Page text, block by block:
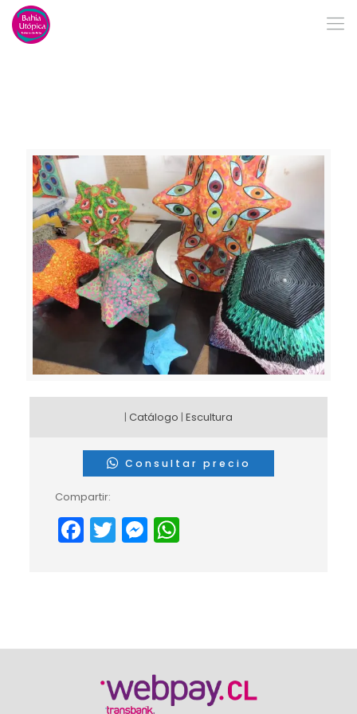
| Catálogo | Escultura
Consultar precio
Compartir:
Facebook
TwitterMessenger
WhatsApp